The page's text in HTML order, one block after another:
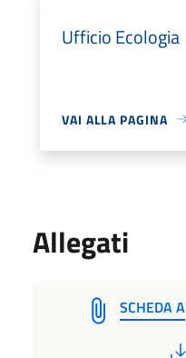
Ufficio Ecologia
VAI ALLA PAGINA
Allegati
SCHEDA A